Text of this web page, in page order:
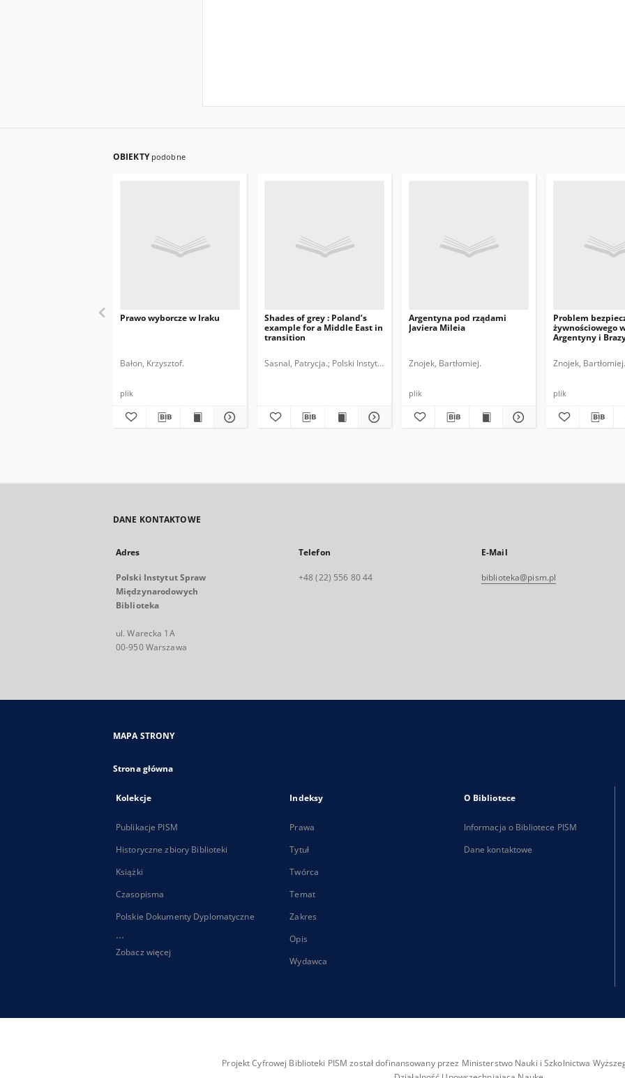
OBIEKTY podobne
Prawo wyborcze w Iraku
Bałon, Krzysztof.
plik
Shades of grey : Poland’s
example for a Middle East in
transition
Sasnal, Patrycja. Polski Instytut Spraw Międzynarodowych.
Argentyna pod rządami
Javiera Mileia
Znojek, Bartłomiej.
plik
Problem
żywnościowego
Argentyny i
Znojek, Bartłomiej.
plik
DANE KONTAKTOWE
Adres
Polski Instytut Spraw
Międzynarodowych
Biblioteka
ul. Warecka 1A
00-950 Warszawa
Telefon
+48 (22) 556 80 44
E-Mail
biblioteka@pism.pl
MAPA STRONY
Strona główna
Kolekcje
Publikacje PISM
Historyczne zbiory Biblioteki
Książki
Czasopisma
Polskie Dokumenty Dyplomatyczne
...
Zobacz więcej
Indeksy
Prawa
Tytuł
Twórca
Temat
Zakres
Opis
Wydawca
O Bibliotece
Informacja o Bibliotece PISM
Dane kontaktowe
Projekt Cyfrowej Biblioteki PISM został dofinansowany przez Ministerstwo Nauki i Szkolnictwa